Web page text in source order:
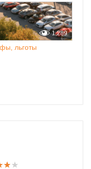
льготы
1,289